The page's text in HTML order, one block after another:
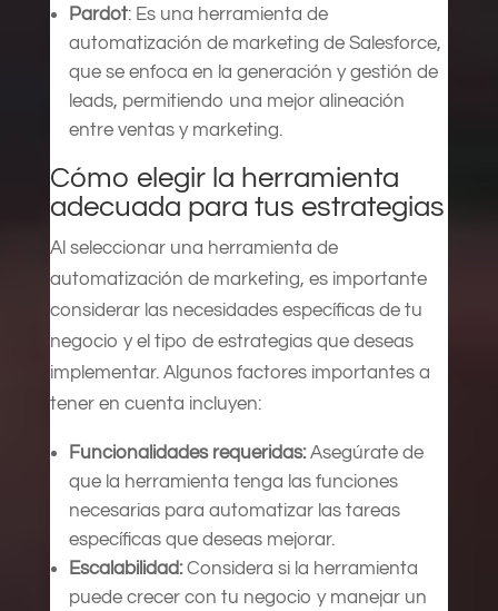
Pardot: Es una herramienta de
automatización de marketing de Salesforce,
que se enfoca en la generación y gestión de
leads, permitiendo una mejor alineación
entre ventas y marketing.
Cómo elegir la herramienta
adecuada para tus estrategias
Al seleccionar una herramienta de
automatización de marketing, es importante
considerar las necesidades específicas de tu
negocio y el tipo de estrategias que deseas
implementar. Algunos factores importantes a
tener en cuenta incluyen:
Funcionalidades requeridas:Asegúrate de
que la herramienta tenga las funciones
necesarias para automatizar las tareas
específicas que deseas mejorar.
Escalabilidad:Considera si la herramienta
puede crecer con tu negocio y manejar un